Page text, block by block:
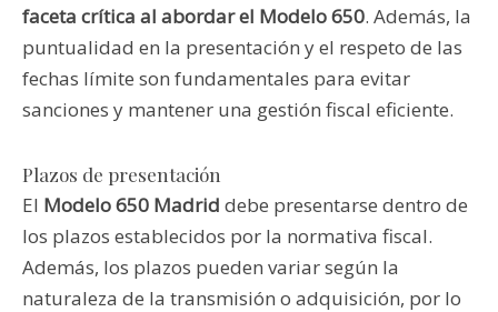
faceta crítica al abordar el Modelo 650. Además, la
puntualidad en la presentación y el respeto de las
fechas límite son fundamentales para evitar
sanciones y mantener una gestión fiscal eficiente.
Plazos de presentación
El Modelo 650 Madrid debe presentarse dentro de
los plazos establecidos por la normativa fiscal.
Además, los plazos pueden variar según la
naturaleza de la transmisión o adquisición, por lo